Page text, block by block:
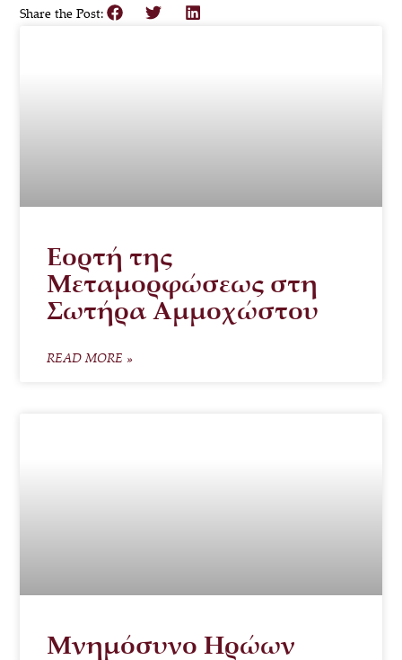
Share the Post:
Εορτή της
Μεταμορφώσεως στη
Σωτήρα Αμμοχώστου
READ MORE »
Μνημόσυνο Ηρώων